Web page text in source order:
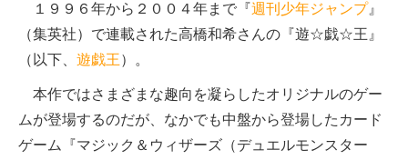
１９９６年から２００４年まで『週刊少年ジャンプ』
（集英社）で連載された高橋和希さんの『遊☆戯☆王』
（以下、 遊戯王）。
本作ではさまざまな趣向を凝らしたオリジナルのゲー
ムが登場するのだが、なかでも中盤から登場したカード
ゲーム『マジック＆ウィザーズ（デュエルモンスター